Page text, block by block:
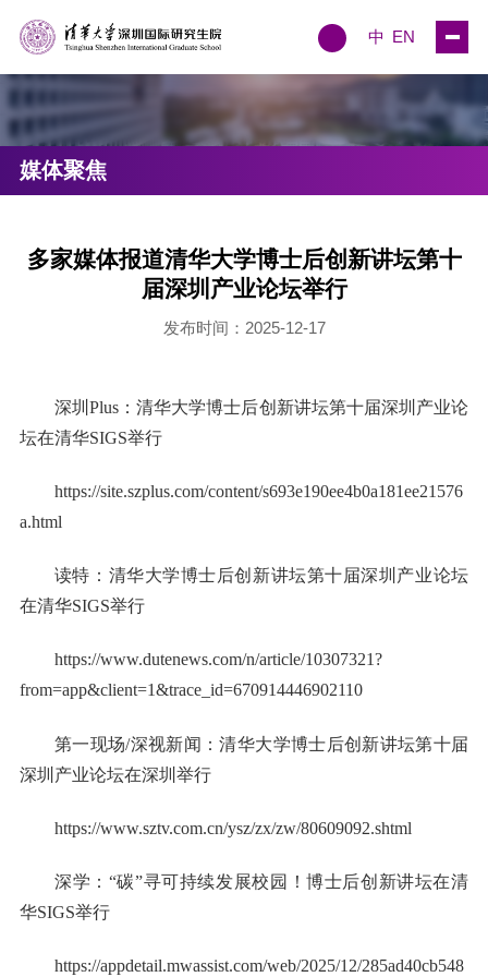
中 EN
媒体聚焦
多家媒体报道清华大学博士后创新讲坛第十
届深圳产业论坛举行
发布时间：2025-12-17
深圳Plus：清华大学博士后创新讲坛第十届深圳产业论
坛在清华SIGS举行
https://site.szplus.com/content/s693e190ee4b0a181ee21576
a.html
读特：清华大学博士后创新讲坛第十届深圳产业论坛
在清华SIGS举行
https://www.dutenews.com/n/article/10307321?
from=app&client=1&trace_id=670914446902110
第一现场/深视新闻：清华大学博士后创新讲坛第十届
深圳产业论坛在深圳举行
https://www.sztv.com.cn/ysz/zx/zw/80609092.shtml
深学：“碳”寻可持续发展校园！博士后创新讲坛在清
华SIGS举行
https://appdetail.mwassist.com/web/2025/12/285ad40cb548